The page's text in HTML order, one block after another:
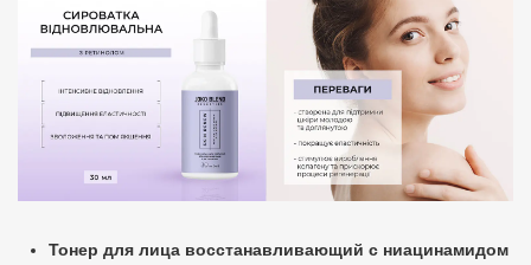
Тонер для лица восстанавливающий с ниацинамидом